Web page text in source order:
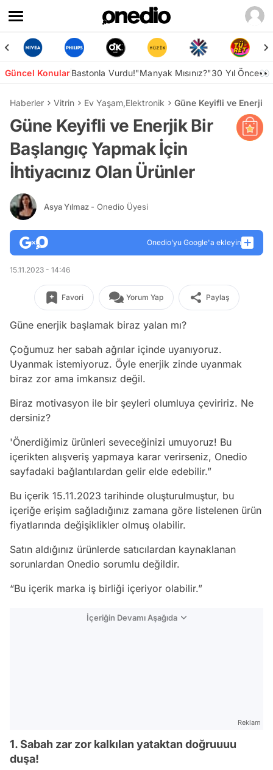
Güncel KonularBastonla Vurdu!"Manyak Mısınız?"30 Yıl Önce👀
Haberler Vitrin Ev Yaşam,Elektronik Güne Keyifli ve Enerjik
Güne Keyifli ve Enerjik Bir
Başlangıç Yapmak İçin
İhtiyacınız Olan Ürünler
Asya Yılmaz - Onedio Üyesi
Onedio’yu Google'a ekleyin
15.11.2023 - 14:46
Favori Yorum Yap Paylaş
Güne enerjik başlamak biraz yalan mı?
Çoğumuz her sabah ağrılar içinde uyanıyoruz.
Uyanmak istemiyoruz. Öyle enerjik zinde uyanmak
biraz zor ama imkansız değil.
Biraz motivasyon ile bir şeyleri olumluya çeviririz. Ne
dersiniz?
'Önerdiğimiz ürünleri seveceğinizi umuyoruz! Bu
içerikten alışveriş yapmaya karar verirseniz, Onedio
sayfadaki bağlantılardan gelir elde edebilir.”
Bu içerik 15.11.2023 tarihinde oluşturulmuştur, bu
içeriğe erişim sağladığınız zamana göre listelenen ürün
fiyatlarında değişiklikler olmuş olabilir.
Satın aldığınız ürünlerde satıcılardan kaynaklanan
sorunlardan Onedio sorumlu değildir.
“Bu içerik marka iş birliği içeriyor olabilir.”
İçeriğin Devamı Aşağıda
Reklam
1. Sabah zar zor kalkılan yataktan doğruuuu
duşa!